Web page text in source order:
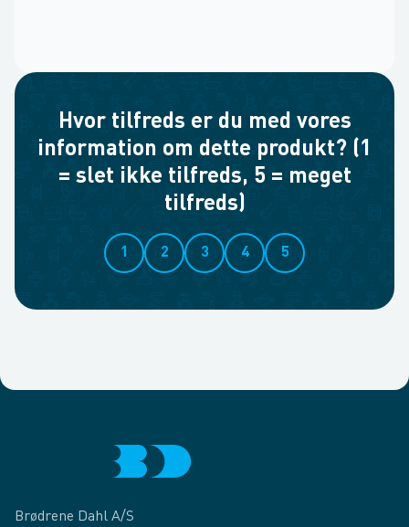
Hvor tilfreds er du med vores
information om dette produkt? (1
= slet ikke tilfreds, 5 = meget
tilfreds)
1 2 3 4 5
Brødrene Dahl A/S